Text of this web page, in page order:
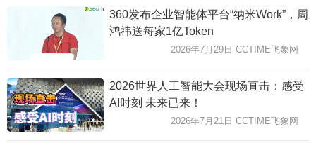
360发布企业智能体平台“纳米Work”，周
鸿祎送每家1亿Token
2026年7月29日 CCTIME飞象网
2026世界人工智能大会现场直击：感受
AI时刻 未来已来！
2026年7月21日 CCTIME飞象网